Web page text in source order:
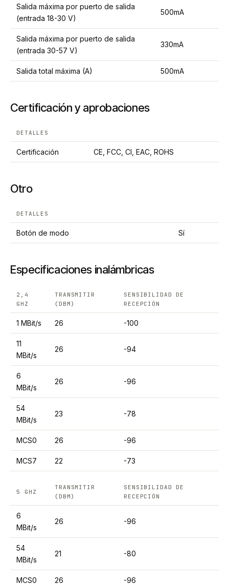
Salida máxima por puerto de salida
(entrada 18-30 V)
500mA
Salida máxima por puerto de salida
(entrada 30-57 V)
330mA
Salida total máxima (A) 500mA
Certificación y aprobaciones
DETALLES
Certificación CE, FCC, CI, EAC, ROHS
Otro
DETALLES
Botón de modo Sí
Especificaciones inalámbricas
2,4
GHZ
TRANSMITIR
(DBM)
SENSIBILIDAD DE
RECEPCIÓN
1 MBit/s 26 -100
11
MBit/s
26 -94
6
MBit/s
26 -96
54
MBit/s
23 -78
MCS0 26 -96
MCS7 22 -73
5 GHZ
TRANSMITIR
(DBM)
SENSIBILIDAD DE
RECEPCIÓN
6
MBit/s
26 -96
54
MBit/s
21 -80
MCS0 26 -96